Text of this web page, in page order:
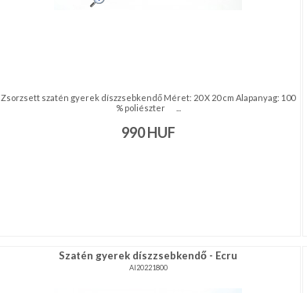
Zsorzsett szatén gyerek díszzsebkendő Méret: 20 X 20 cm Alapanyag: 100
% poliészter ...
990HUF
Szatén gyerek díszzsebkendő - Ecru
AI20221800